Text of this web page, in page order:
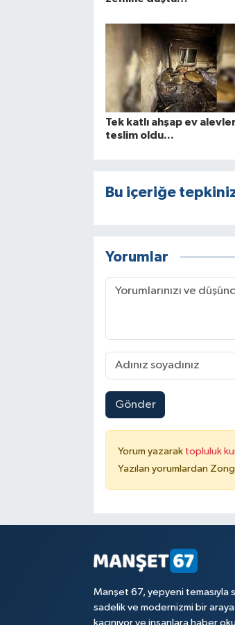
Tek katlı ahşap ev
teslim oldu...
Bu içeriğe
Yorumlar
Gönder
Yorum yazarak topluluk
Yazılan yorumlardan
Manşet 67, yepyeni temasıyla
sadelik ve modernizmi bir
kaçınıyor ve insanlara haber